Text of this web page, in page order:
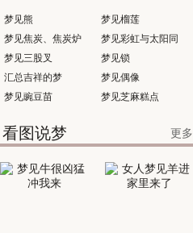
梦见熊
梦见榴莲
梦见焦炭、焦炭炉
梦见彩虹与太阳同
时出现
梦见三股叉
梦见锁
汇总吉祥的梦
梦见偶像
梦见豌豆苗
梦见芝麻糕点
看图说梦 更多